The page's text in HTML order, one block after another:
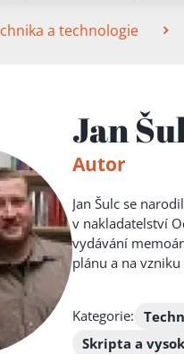
a technologie
Jan
Autor
Jan Šulc se
v nakladatelství
vydávání
plánu a na
Kategorie:
Skripta a